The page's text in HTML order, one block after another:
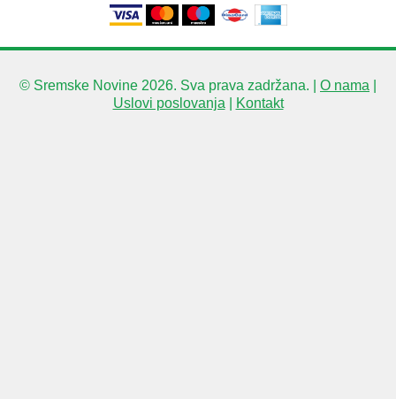
© Sremske Novine 2026. Sva prava zadržana. | O nama
Uslovi poslovanja
Kontakt